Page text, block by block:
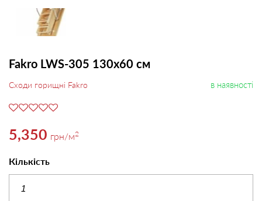
Fakro LWS-305 130х60 см
Сходи горищні Fakro в наявності
5,350 грн/м2
Кількість